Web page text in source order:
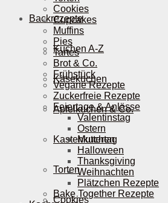
Backrezepte
Kuchen A-Z
Käsekuchen
Apfelkuchen & Co.
Kastenkuchen
Torten
Cookies
Cookies
Cupcakes
Muffins
Pies
Tartes
Brot & Co.
Frühstück
Vegane Rezepte
Zuckerfreie Rezepte
Feiertage & Anlässe
Valentinstag
Ostern
Muttertag
Halloween
Thanksgiving
Weihnachten
Plätzchen Rezepte
Bake Together Rezepte